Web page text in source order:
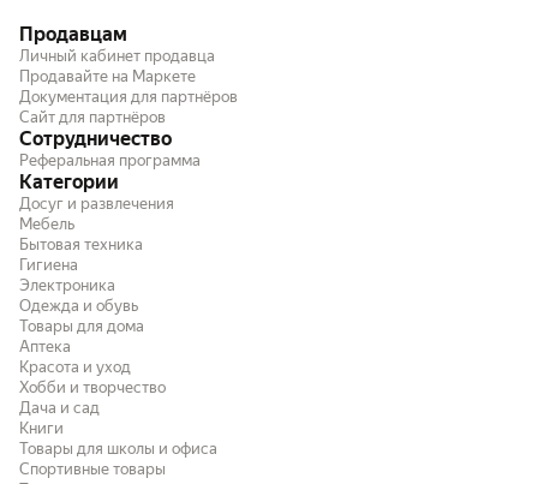
Продавцам
Личный кабинет продавца
Продавайте на Маркете
Документация для партнёров
Сайт для партнёров
Сотрудничество
Реферальная программа
Категории
Досуг и развлечения
Мебель
Бытовая техника
Гигиена
Электроника
Одежда и обувь
Товары для дома
Аптека
Красота и уход
Хобби и творчество
Дача и сад
Книги
Товары для школы и офиса
Спортивные товары